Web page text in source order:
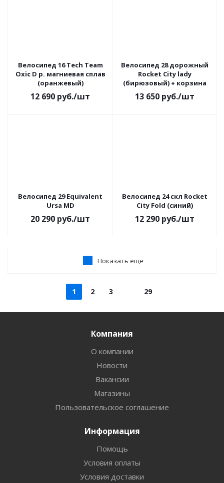
Велосипед 16 Tech Team
Oxic D р. магниевая сплав
(оранжевый)
12 690 руб./шт
Велосипед 28 дорожный
Rocket City lady
(бирюзовый) + корзина
13 650 руб./шт
Велосипед 29 Equivalent
Ursa MD
20 290 руб./шт
Велосипед 24 скл Rocket
City Fold (синий)
12 290 руб./шт
Показать еще
1 2 3 29
Компания
О компании
Новости
Вакансии
Магазины
Пользовательское соглашение
Информация
Помощь
Условия оплаты
Условия доставки